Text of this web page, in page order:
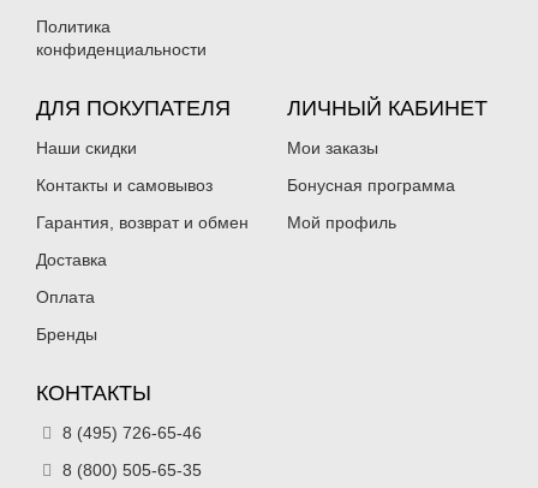
Политика
конфиденциальности
ДЛЯ ПОКУПАТЕЛЯ
Наши скидки
Контакты и самовывоз
Гарантия, возврат и обмен
Доставка
Оплата
Бренды
ЛИЧНЫЙ КАБИНЕТ
Мои заказы
Бонусная программа
Мой профиль
КОНТАКТЫ
8 (495) 726-65-46
8 (800) 505-65-35